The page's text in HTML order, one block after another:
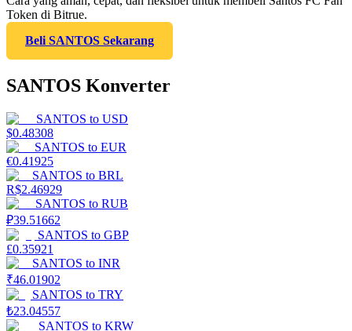
Token di Bitrue.
Beli SANTOS Sekarang
SANTOS Konverter
SANTOS to USD
$0.48308
SANTOS to EUR
€0.41925
SANTOS to BRL
R$2.46929
SANTOS to RUB
₽39.51662
SANTOS to GBP
£0.35921
SANTOS to INR
₹46.01902
SANTOS to TRY
₺23.04557
SANTOS to KRW